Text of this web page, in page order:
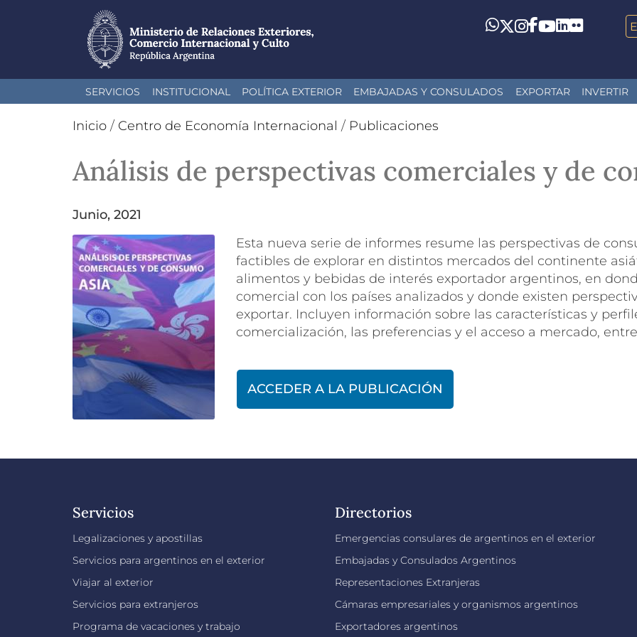
al
Whatsapp
Twitter
Instagram
Facebook
YouTube
LinkedIn
Flickr
SERVICIOS INSTITUCIONAL POLÍTICA EXTERIOR EMBAJADAS Y CONSULADOS EXPORTAR INVERTIR
Inicio / Centro de Economía Internacional / Publicaciones
Análisis de perspectivas comerciales y de
junio, 2021
Esta nueva serie de informes resume las perspectivas de
factibles de explorar en distintos mercados del continente
alimentos y bebidas de interés exportador argentinos, en
comercial con los países analizados y donde existen
exportar. Incluyen información sobre las características y
comercialización, las preferencias y el acceso a mercado,
ACCEDER A LA PUBLICACIÓN
Servicios
Legalizaciones y apostillas
Servicios para argentinos en el exterior
Viajar al exterior
Servicios para extranjeros
Programa de vacaciones y trabajo
Directorios
Emergencias consulares de argentinos en el exterior
Embajadas y Consulados Argentinos
Representaciones Extranjeras
Cámaras empresariales y organismos argentinos
Exportadores argentinos